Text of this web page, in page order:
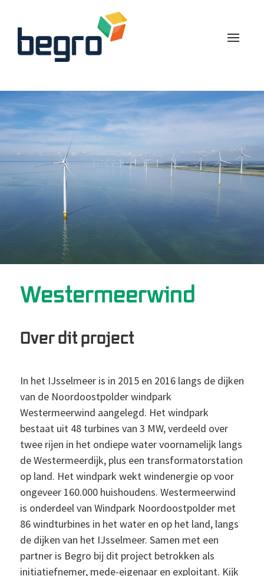
Westermeerwind
Over dit project
In het IJsselmeer is in 2015 en 2016 langs de dijken
van de Noordoostpolder windpark
Westermeerwind aangelegd. Het windpark
bestaat uit 48 turbines van 3 MW, verdeeld over
twee rijen in het ondiepe water voornamelijk langs
de Westermeerdijk, plus een transformatorstation
op land. Het windpark wekt windenergie op voor
ongeveer 160.000 huishoudens. Westermeerwind
is onderdeel van Windpark Noordoostpolder met
86 windturbines in het water en op het land, langs
de dijken van het IJsselmeer. Samen met een
partner is Begro bij dit project betrokken als
initiatiefnemer, mede-eigenaar en exploitant. Kijk